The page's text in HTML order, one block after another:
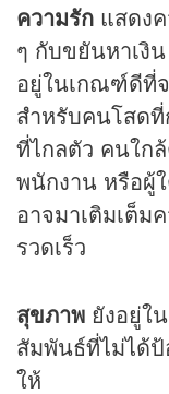
ความรัก แสดง
ๆ กับขยันหาเงิ
อยู่ในเกณฑ์ดีที่
สำหรับคนโสดที่
ที่ไกลตัว คนใก
พนักงาน หรือผู้
อาจมาเติมเต็ม
รวดเร็ว
สุขภาพ ยังอยู่ใ
สัมพันธ์ที่ไม่ได้
ให้